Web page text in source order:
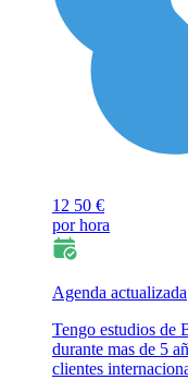
12 50 €
por hora
Agenda actualizada
Tengo estudios de
durante mas de 5
clientes